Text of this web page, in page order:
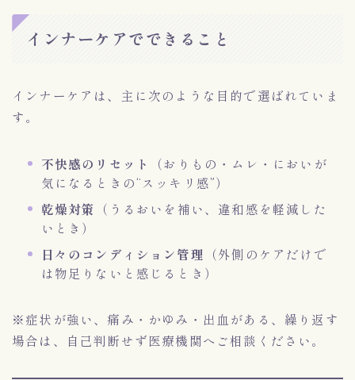
インナーケアでできること
インナーケアは、主に次のような目的で選ばれていま
す。
不快感のリセット
（おりもの・ムレ・においが
気になるときの“スッキリ感”）
乾燥対策
（うるおいを補い、違和感を軽減した
いとき）
日々のコンディション管理 （外側のケアだけで
は物足りないと感じるとき）
※症状が強い、痛み・かゆみ・出血がある、繰り返す
場合は、自己判断せず医療機関へご相談ください。